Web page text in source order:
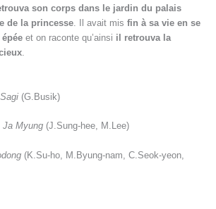
son corps dans le jardin du palais
de la princesse. Il avait mis fin à sa vie en se
et on raconte qu’ainsi il retrouva la
.
(G.Busik)
Ja Myung (J.Sung-hee, M.Lee)
(K.Su-ho, M.Byung-nam, C.Seok-yeon,